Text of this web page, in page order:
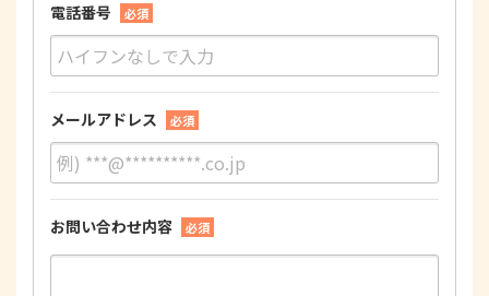
電話番号 必須
メールアドレス 必須
お問い合わせ内容 必須